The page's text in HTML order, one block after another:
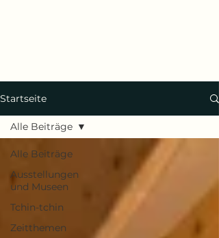
Startseite
Alle Beiträge
Ausstellungen
und Museen
Tchin-tchin
Zeitthemen
Alle Beiträge